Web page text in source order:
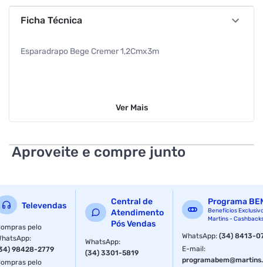
Ficha Técnica
Esparadrapo Bege Cremer 1,2Cmx3m
Ver Mais
Aproveite e compre junto
Televendas
pelo
:
98428-2779
pelo
Central de
Atendimento
Pós Vendas
WhatsApp:
(34) 3301-5819
Programa
Benefícios
Martins -
WhatsApp:(34) 8413-
E-mail: